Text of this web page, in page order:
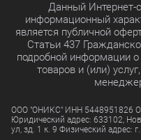
Данный Интернет-
информационный
является публичной
Статьи 437
подробной информации
товаров и (или)
ООО "ОНИКС" ИНН 5448951826
Юридический адрес: 633102,
ул, зд. 1 к. 9 Физический адрес: